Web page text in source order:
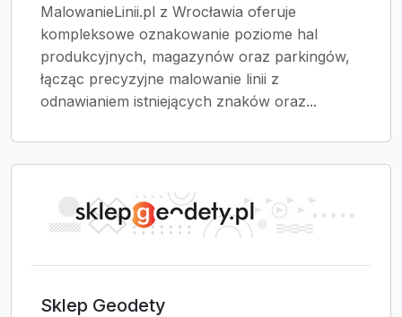
MalowanieLinii.pl z Wrocławia oferuje
kompleksowe oznakowanie poziome hal
produkcyjnych, magazynów oraz parkingów,
łącząc precyzyjne malowanie linii z
odnawianiem istniejących znaków oraz...
Sklep Geodety